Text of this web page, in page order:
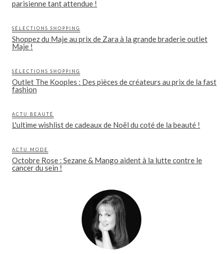
parisienne tant attendue !
SÉLECTIONS SHOPPING
Shoppez du Maje au prix de Zara à la grande braderie outlet
Maje !
SÉLECTIONS SHOPPING
Outlet The Kooples : Des pièces de créateurs au prix de la fast
fashion
ACTU BEAUTÉ
L'ultime wishlist de cadeaux de Noël du coté de la beauté !
ACTU MODE
Octobre Rose : Sezane & Mango aident à la lutte contre le
cancer du sein !